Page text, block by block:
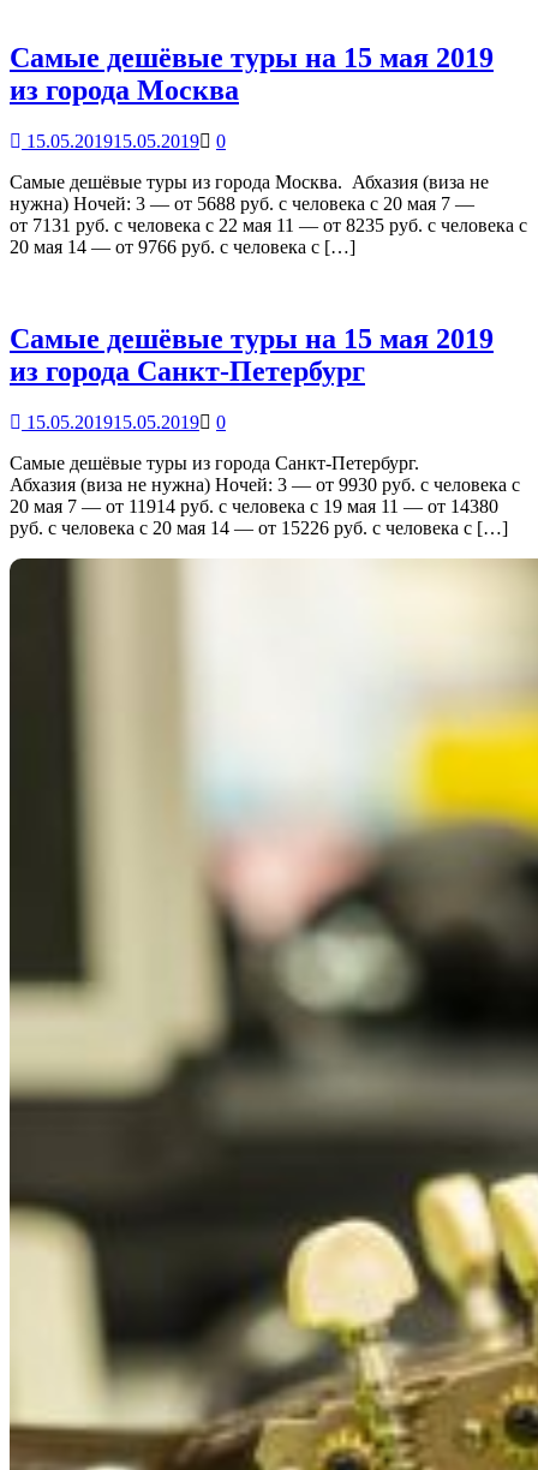
Самые дешёвые туры на 15 мая 2019
из города Москва
15.05.201915.05.2019
0
Самые дешёвые туры из города Москва. Абхазия (виза не
нужна) Ночей: 3 — от 5688 руб. с человека c 20 мая 7 —
от 7131 руб. с человека c 22 мая 11 — от 8235 руб. с человека c
20 мая 14 — от 9766 руб. с человека c […]
Самые дешёвые туры на 15 мая 2019
из города Cанкт-Петербург
15.05.201915.05.2019
0
Самые дешёвые туры из города Cанкт-Петербург.
Абхазия (виза не нужна) Ночей: 3 — от 9930 руб. с человека c
20 мая 7 — от 11914 руб. с человека c 19 мая 11 — от 14380
руб. с человека c 20 мая 14 — от 15226 руб. с человека c […]